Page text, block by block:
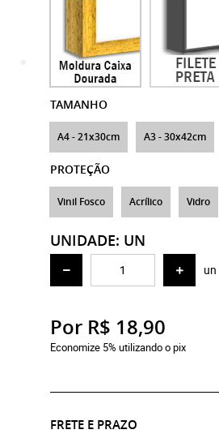
TAMANHO
A4 - 21x30cm A3 - 30x42cm
PROTEÇÃO
Vinil Fosco Acrílico Vidro
UNIDADE: UN
un
Por R$ 18,90
Economize 5% utilizando o pix
FRETE E PRAZO